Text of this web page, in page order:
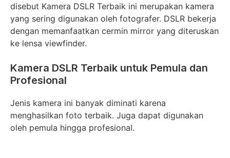
disebut Kamera DSLR Terbaik ini merupakan kamera
yang sering digunakan oleh fotografer. DSLR bekerja
dengan memanfaatkan cermin mirror yang diteruskan
ke lensa viewfinder.
Kamera DSLR Terbaik untuk Pemula dan
Profesional
Jenis kamera ini banyak diminati karena
menghasilkan foto terbaik. Juga dapat digunakan
oleh pemula hingga profesional.